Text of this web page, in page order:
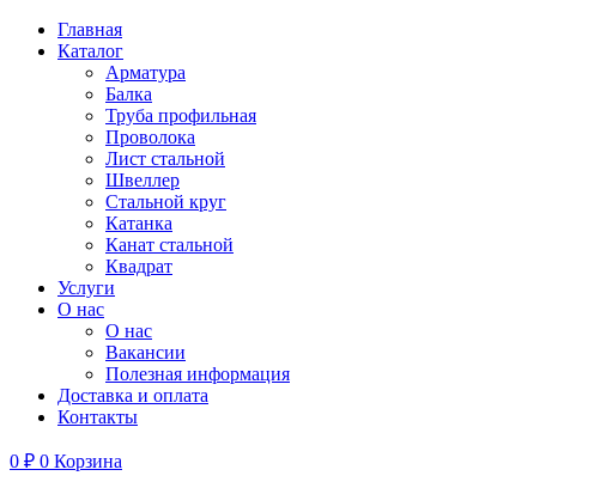
Главная
Каталог
Арматура
Балка
Труба профильная
Проволока
Лист стальной
Швеллер
Стальной круг
Катанка
Канат стальной
Квадрат
Услуги
О нас
О нас
Вакансии
Полезная информация
Доставка и оплата
Контакты
0 ₽ 0 Корзина